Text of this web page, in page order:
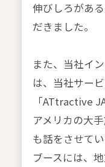
伸びしろがあ
だきました。
また、当社イ
は、当社サー
「ATtractive
アメリカの大
も話をさせて
ブースには、